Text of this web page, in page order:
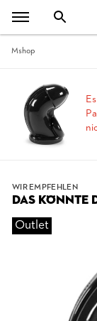
Mshop
WIR EMPFEHLEN
DAS KÖNNTE
Outlet